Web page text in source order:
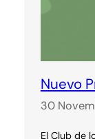
Nuevo
30
El Club de